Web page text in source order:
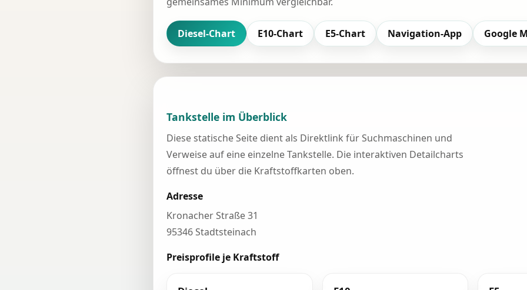
Diesel-Chart E10-Chart E5-Chart Navigation-App Google
Tankstelle im Überblick
Diese statische Seite dient als Direktlink für Suchmaschinen und
Verweise auf eine einzelne Tankstelle. Die interaktiven Detailcharts
öffnest du über die Kraftstoffkarten oben.
Adresse
Kronacher Straße 31
95346 Stadtsteinach
Preisprofile je Kraftstoff